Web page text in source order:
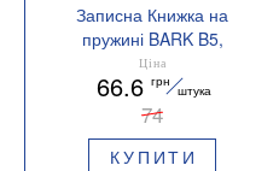
Записна Книжка на
пружині BARK B5,
60л.,кл.,
пластик.обл.,Buromax
BM.24554154
Ціна
66.6 грн
штука
74
КУПИТИ